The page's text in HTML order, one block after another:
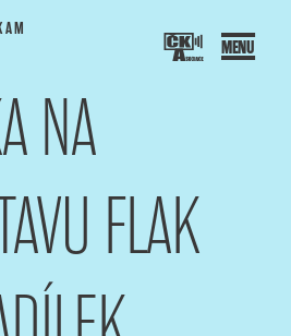
KAMERAMANŮ
NA
FLAK